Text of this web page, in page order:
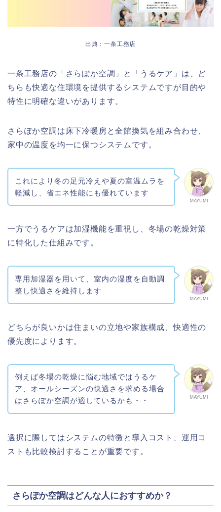
出典：一条工務店
一条工務店の「さらぽか空調」と「うるケア」は、ど
ちらも快適な住環境を提供するシステムですが目的や
特性に明確な違いがあります。
さらぽか空調は床下冷暖房と全館換気を組み合わせ、
家中の温度を均一に保つシステムです。
MAYUMI
これにより冬の足元冷えや夏の室温ムラを
軽減し、省エネ性能にも優れています
一方でうるケアは加湿機能を重視し、冬場の乾燥対策
に特化した仕組みです。
MAYUMI
専用加湿器を用いて、室内の湿度を自動調
整し快適さを維持します
どちらが良いかは住まいの立地や家族構成、快適性の
優先度によります。
MAYUMI
例えば冬場の乾燥に悩む地域ではうるケ
ア、オールシーズンの快適さを求める場合
はさらぽか空調が適しているかも・・
選択に際してはシステムの特徴と導入コスト、運用コ
ストも比較検討することが重要です。
さらぽか空調はどんな人におすすめか？